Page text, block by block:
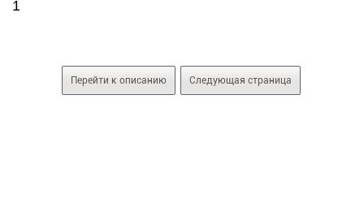
1
Перейти к описанию Следующая страница